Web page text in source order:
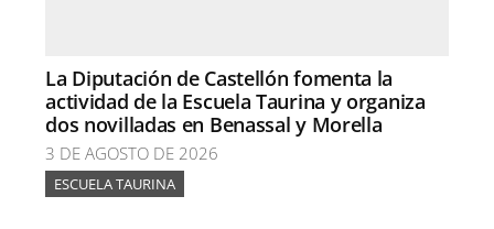
La Diputación de Castellón fomenta la
actividad de la Escuela Taurina y organiza
dos novilladas en Benassal y Morella
3 DE AGOSTO DE 2026
ESCUELA TAURINA